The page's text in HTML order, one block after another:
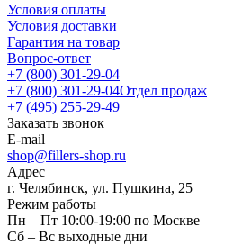
Условия оплаты
Условия доставки
Гарантия на товар
Вопрос-ответ
+7 (800) 301-29-04
+7 (800) 301-29-04Отдел продаж
+7 (495) 255-29-49
Заказать звонок
E-mail
shop@fillers-shop.ru
Адрес
г. Челябинск, ул. Пушкина, 25
Режим работы
Пн – Пт 10:00-19:00 по Москве
Сб – Вс выходные дни